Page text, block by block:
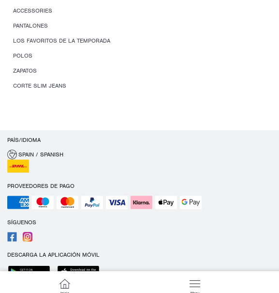
ACCESSORIES
PANTALONES
LOS FAVORITOS DE LA TEMPORADA
POLOS
ZAPATOS
CORTE SLIM JEANS
PAÍS/IDIOMA
SPAIN / SPANISH
PROVEEDORES DE PAGO
SÍGUENOS
DESCARGA LA APLICACIÓN MÓVIL